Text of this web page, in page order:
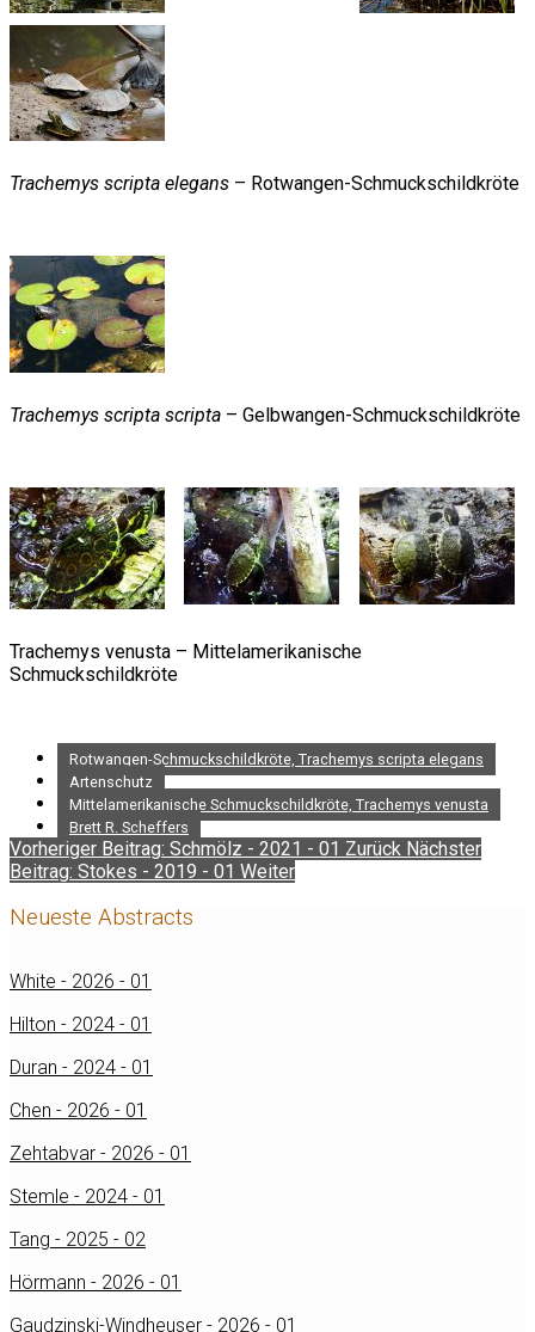
Trachemys scripta elegans – Rotwangen-Schmuckschildkröte
Trachemys scripta scripta – Gelbwangen-Schmuckschildkröte
Trachemys venusta – Mittelamerikanische
Schmuckschildkröte
Rotwangen-Schmuckschildkröte, Trachemys scripta elegans
Artenschutz
Mittelamerikanische Schmuckschildkröte, Trachemys venusta
Brett R. Scheffers
Vorheriger Beitrag: Schmölz - 2021 - 01 Zurück Nächster
Beitrag: Stokes - 2019 - 01 Weiter
Neueste Abstracts
White - 2026 - 01
Hilton - 2024 - 01
Duran - 2024 - 01
Chen - 2026 - 01
Zehtabvar - 2026 - 01
Stemle - 2024 - 01
Tang - 2025 - 02
Hörmann - 2026 - 01
Gaudzinski-Windheuser - 2026 - 01